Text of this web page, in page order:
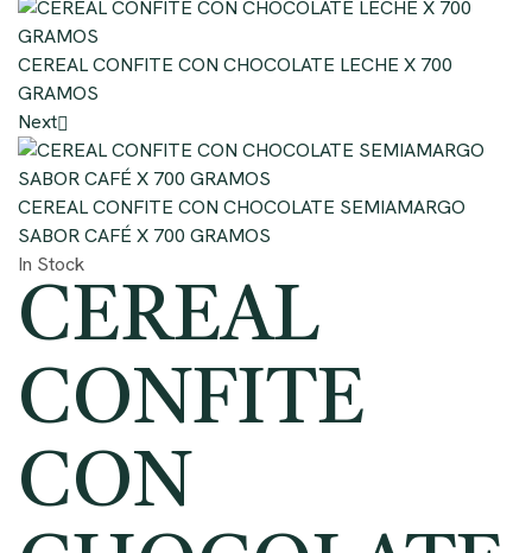
CEREAL CONFITE CON CHOCOLATE LECHE X 700
GRAMOS
Next
CEREAL CONFITE CON CHOCOLATE SEMIAMARGO
SABOR CAFÉ X 700 GRAMOS
In Stock
CEREAL
CONFITE
CON